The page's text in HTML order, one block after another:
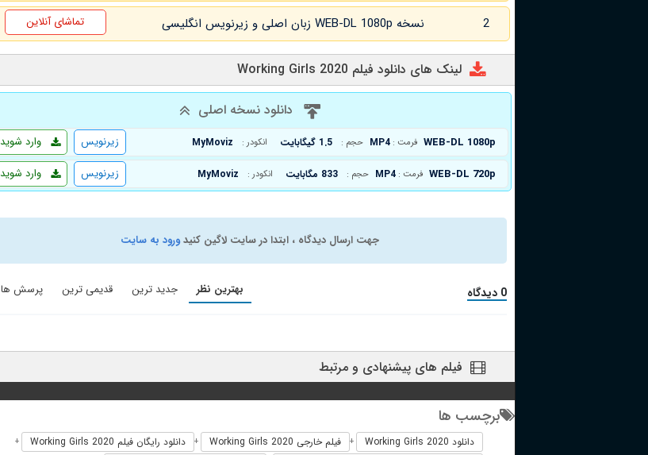
2 نسخه WEB-DL 1080p زبان اصلی و زیرنویس انگلیسی تماشای آنلاین
لینک های دانلود فیلم Working Girls 2020
دانلود نسخه اصلی
WEB-DL 1080p فرمت : MP4 حجم : 1.5 گیگابایت انکودر : MyMoviz وارد شوید
زیرنویس
WEB-DL 720p فرمت : MP4 حجم : 833 مگابایت انکودر : MyMoviz وارد شوید زیرنویس
جهت ارسال دیدگاه ، ابتدا در سایت لاگین کنیدورود به سایت
0 دیدگاه بهترین نظر جدید ترین قدیمی ترین پرسش ها
فیلم های پیشنهادی و مرتبط
برچسب ها
دانلود Working Girls 2020 + فیلم خارجی Working Girls 2020 + دانلود رایگان فیلم Working Girls 2020 +